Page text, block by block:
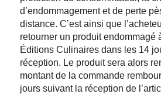
d’endommagement et de perte
distance. C’est ainsi que
retourner un produit endommagé
Éditions Culinaires dans les 14
réception. Le produit sera alors
montant de la commande
jours suivant la réception de